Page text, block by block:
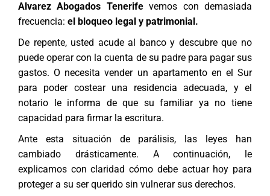
Alvarez Abogados Tenerifevemos con demasiada
frecuencia: el bloqueo legal y patrimonial.
De repente, usted acude al banco y descubre que no
puede operar con la cuenta de su padre para pagar sus
gastos. O necesita vender un apartamento en el Sur
para poder costear una residencia adecuada, y el
notario le informa de que su familiar ya no tiene
capacidad para firmar la escritura.
Ante esta situación de parálisis, las leyes han
cambiado drásticamente. A continuación, le
explicamos con claridad cómo debe actuar hoy para
proteger a su ser querido sin vulnerar sus derechos.